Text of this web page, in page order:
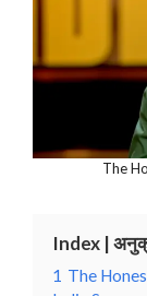
The
Index |
1 The